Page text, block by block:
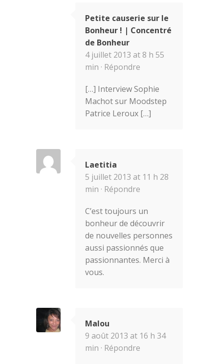
Petite causerie sur le
Bonheur ! | Concentré
de Bonheur
4 juillet 2013 at 8 h 55
min · Répondre
[…] Interview Sophie
Machot sur Moodstep
Patrice Leroux […]
Laetitia
5 juillet 2013 at 11 h 28
min · Répondre
C’est toujours un
bonheur de découvrir
de nouvelles personnes
aussi passionnés que
passionnantes. Merci à
vous.
Malou
9 août 2013 at 16 h 34
min · Répondre